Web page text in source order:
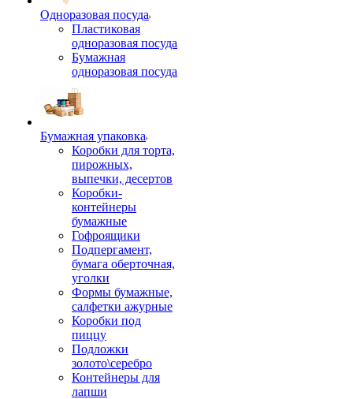
Одноразовая посуда
Пластиковая
одноразовая посуда
Бумажная
одноразовая посуда
Бумажная упаковка
Коробки для торта,
пирожных,
выпечки, десертов
Коробки-
контейнеры
бумажные
Гофроящики
Подпергамент,
бумага оберточная,
уголки
Формы бумажные,
салфетки ажурные
Коробки под
пиццу
Подложки
золото\серебро
Контейнеры для
лапши